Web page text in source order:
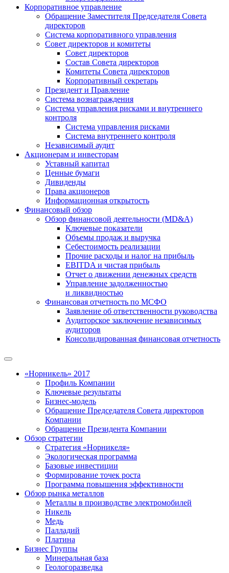
Корпоративное управление
Обращение Заместителя Председателя Совета
директоров
Система корпоративного управления
Совет директоров и комитеты
Совет директоров
Состав Совета директоров
Комитеты Совета директоров
Корпоративный секретарь
Президент и Правление
Система вознаграждения
Система управления рисками и внутреннего
контроля
Система управления рисками
Система внутреннего контроля
Независимый аудит
Акционерам и инвесторам
Уставный капитал
Ценные бумаги
Дивиденды
Права акционеров
Информационная открытость
Финансовый обзор
Обзор финансовой деятельности (MD&A)
Ключевые показатели
Объемы продаж и выручка
Себестоимость реализации
Прочие расходы и налог на прибыль
EBITDA и чистая прибыль
Отчет о движении денежных средств
Управление задолженностью
и ликвидностью
Финансовая отчетность по МСФО
Заявление об ответственности руководства
Аудиторское заключение независимых
аудиторов
Консолидированная финансовая отчетность
«Норникель» 2017
Профиль Компании
Ключевые результаты
Бизнес-модель
Обращение Председателя Совета директоров
Компании
Обращение Президента Компании
Обзор стратегии
Стратегия «Норникеля»
Экологическая программа
Базовые инвестиции
Формирование точек роста
Программа повышения эффективности
Обзор рынка металлов
Металлы в производстве электромобилей
Никель
Медь
Палладий
Платина
Бизнес Группы
Минеральная база
Геологоразведка